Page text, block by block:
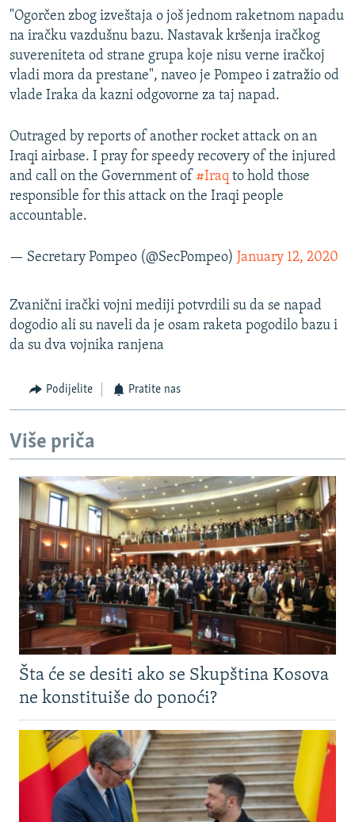
"Ogorčen zbog izveštaja o još jednom raketnom napadu
na iračku vazdušnu bazu. Nastavak kršenja iračkog
suvereniteta od strane grupa koje nisu verne iračkoj
vladi mora da prestane", naveo je Pompeo i zatražio od
vlade Iraka da kazni odgovorne za taj napad.
Outraged by reports of another rocket attack on an
Iraqi airbase. I pray for speedy recovery of the injured
and call on the Government of #Iraq to hold those
responsible for this attack on the Iraqi people
accountable.
— Secretary Pompeo (@SecPompeo) January 12, 2020
Zvanični irački vojni mediji potvrdili su da se napad
dogodio ali su naveli da je osam raketa pogodilo bazu i
da su dva vojnika ranjena
Podijelite Pratite nas
Više priča
Šta će se desiti ako se Skupština Kosova
ne konstituiše do ponoći?